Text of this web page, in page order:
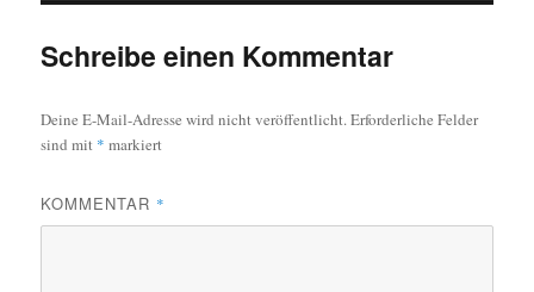
Schreibe einen Kommentar
Deine E-Mail-Adresse wird nicht veröffentlicht. Erforderliche Felder
sind mit * markiert
KOMMENTAR *